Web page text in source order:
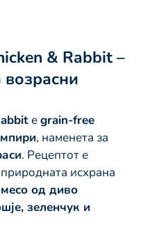
& Rabbit –
еgrain-free
, наменета за
. Рецептот е
исхрана
од диво
зеленчук и